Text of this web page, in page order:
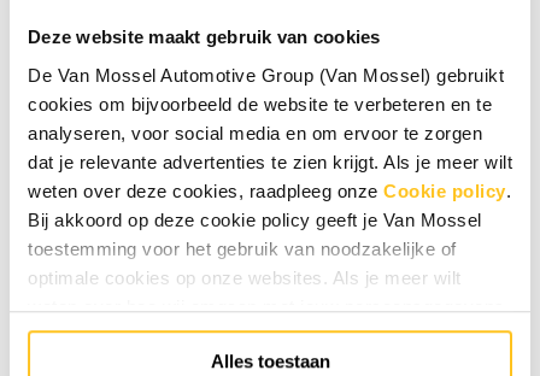
Deze website maakt gebruik van cookies
De Van Mossel Automotive Group (Van Mossel) gebruikt
cookies om bijvoorbeeld de website te verbeteren en te
analyseren, voor social media en om ervoor te zorgen
dat je relevante advertenties te zien krijgt. Als je meer wilt
weten over deze cookies, raadpleeg onze Cookie policy.
Bij akkoord op deze cookie policy geeft je Van Mossel
toestemming voor het gebruik van noodzakelijke of
optimale cookies op onze websites. Als je meer wilt
weten over hoe wij omgaan met jouw persoonsgegevens,
raadpleeg onzePrivacyverklaring. Specifiek voor
sollicitaties raadpleeg onzeHR Privacyverklaring
Alles toestaan
Wat ga je doen?
Als voorbewerker ben jij onmisbaar in het
schadeherstelproces. Je zorgt dat voertuigen klaar
zijn om gespoten te worden. Je werkzaamheden
bestaan uit:
Afplakken, schuren en plamuren van auto's
Werken met de nieuwste apparatuur en
technieken
Samenwerken in een hecht team dat streeft